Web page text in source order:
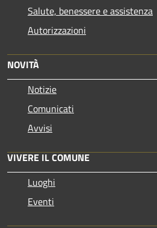
Salute, benessere e assistenza
Autorizzazioni
NOVITÀ
Notizie
Comunicati
Avvisi
VIVERE IL COMUNE
Luoghi
Eventi